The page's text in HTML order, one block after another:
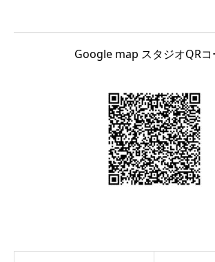
Google map スタジオQRコ